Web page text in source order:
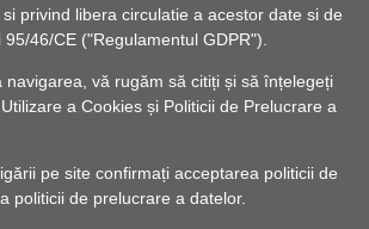
privind libera circulatie a acestor date si de
46/CE ("Regulamentul GDPR").
navigarea, vă rugăm să citiți și să înțelegeți
a Cookies și Politicii de Prelucrare a
pe site confirmați acceptarea politicii de
politicii de prelucrare a datelor.
Vlădeni - Powered by Pancarpatica
pentru transformarea digitală a autorităților
de Ministerul Economiei, Digitalizării,